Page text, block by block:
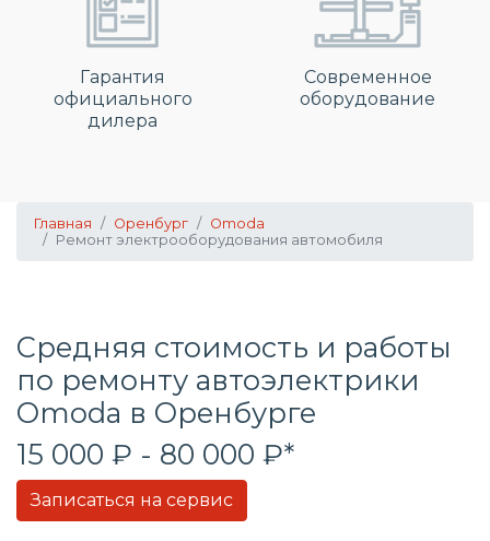
Гарантия
официального
дилера
Современное
оборудование
Главная Оренбург
Omoda
Ремонт электрооборудования автомобиля
Средняя стоимость и работы
по ремонту автоэлектрики
Omoda в Оренбурге
15 000 ₽ - 80 000 ₽*
Записаться на сервис